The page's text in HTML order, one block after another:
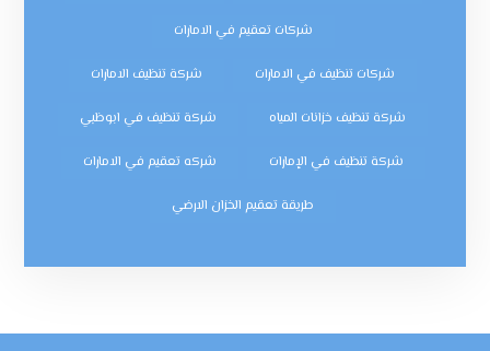
شركات تعقيم في الامارات
شركات تنظيف في الامارات شركة تنظيف الامارات
شركة تنظيف خزانات المياه شركة تنظيف في ابوظبي
شركة تنظيف في الإمارات شركه تعقيم في الامارات
طريقة تعقيم الخزان الارضي